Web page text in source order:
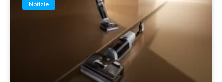
Notizie